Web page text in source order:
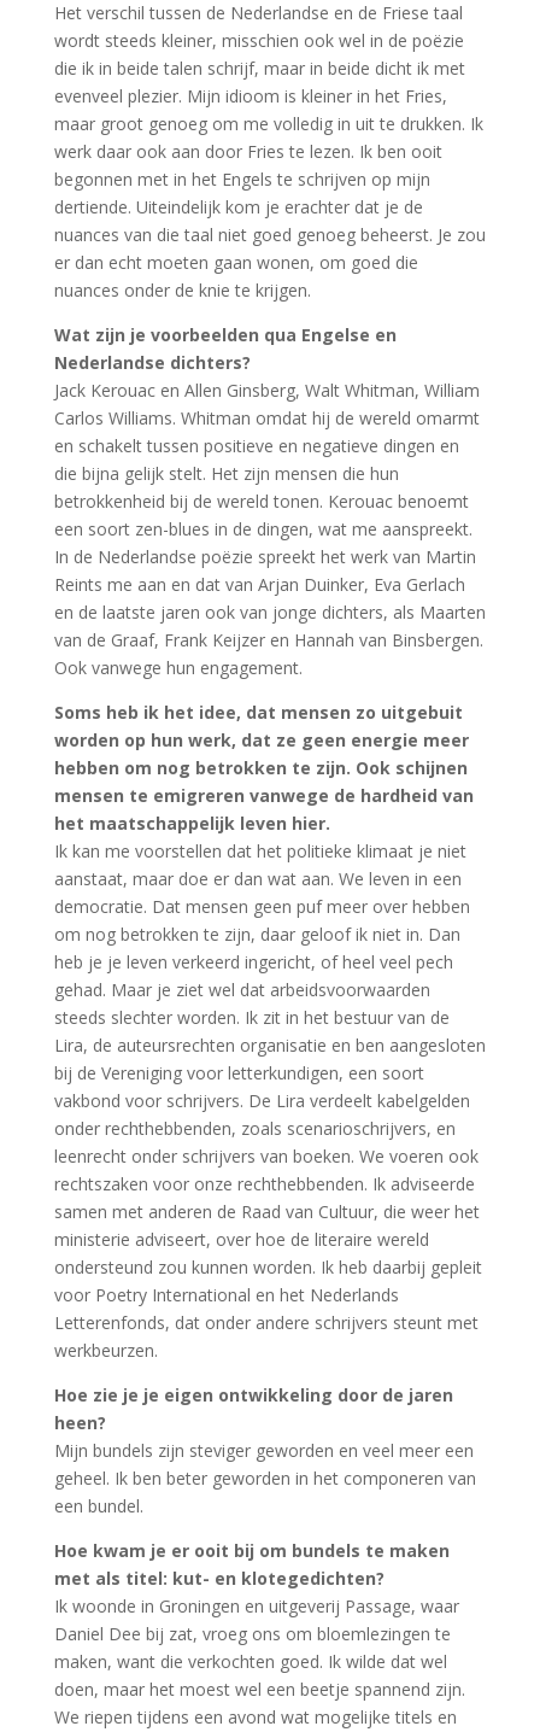
Het verschil tussen de Nederlandse en de Friese taal
wordt steeds kleiner, misschien ook wel in de poëzie
die ik in beide talen schrijf, maar in beide dicht ik met
evenveel plezier. Mijn idioom is kleiner in het Fries,
maar groot genoeg om me volledig in uit te drukken. Ik
werk daar ook aan door Fries te lezen. Ik ben ooit
begonnen met in het Engels te schrijven op mijn
dertiende. Uiteindelijk kom je erachter dat je de
nuances van die taal niet goed genoeg beheerst. Je zou
er dan echt moeten gaan wonen, om goed die
nuances onder de knie te krijgen.
Wat zijn je voorbeelden qua Engelse en
Nederlandse dichters?
Jack Kerouac en Allen Ginsberg, Walt Whitman, William
Carlos Williams. Whitman omdat hij de wereld omarmt
en schakelt tussen positieve en negatieve dingen en
die bijna gelijk stelt. Het zijn mensen die hun
betrokkenheid bij de wereld tonen. Kerouac benoemt
een soort zen-blues in de dingen, wat me aanspreekt.
In de Nederlandse poëzie spreekt het werk van Martin
Reints me aan en dat van Arjan Duinker, Eva Gerlach
en de laatste jaren ook van jonge dichters, als Maarten
van de Graaf, Frank Keijzer en Hannah van Binsbergen.
Ook vanwege hun engagement.
Soms heb ik het idee, dat mensen zo uitgebuit
worden op hun werk, dat ze geen energie meer
hebben om nog betrokken te zijn. Ook schijnen
mensen te emigreren vanwege de hardheid van
het maatschappelijk leven hier.
Ik kan me voorstellen dat het politieke klimaat je niet
aanstaat, maar doe er dan wat aan. We leven in een
democratie. Dat mensen geen puf meer over hebben
om nog betrokken te zijn, daar geloof ik niet in. Dan
heb je je leven verkeerd ingericht, of heel veel pech
gehad. Maar je ziet wel dat arbeidsvoorwaarden
steeds slechter worden. Ik zit in het bestuur van de
Lira, de auteursrechten organisatie en ben aangesloten
bij de Vereniging voor letterkundigen, een soort
vakbond voor schrijvers. De Lira verdeelt kabelgelden
onder rechthebbenden, zoals scenarioschrijvers, en
leenrecht onder schrijvers van boeken. We voeren ook
rechtszaken voor onze rechthebbenden. Ik adviseerde
samen met anderen de Raad van Cultuur, die weer het
ministerie adviseert, over hoe de literaire wereld
ondersteund zou kunnen worden. Ik heb daarbij gepleit
voor Poetry International en het Nederlands
Letterenfonds, dat onder andere schrijvers steunt met
werkbeurzen.
Hoe zie je je eigen ontwikkeling door de jaren
heen?
Mijn bundels zijn steviger geworden en veel meer een
geheel. Ik ben beter geworden in het componeren van
een bundel.
Hoe kwam je er ooit bij om bundels te maken
met als titel: kut- en klotegedichten?
Ik woonde in Groningen en uitgeverij Passage, waar
Daniel Dee bij zat, vroeg ons om bloemlezingen te
maken, want die verkochten goed. Ik wilde dat wel
doen, maar het moest wel een beetje spannend zijn.
We riepen tijdens een avond wat mogelijke titels en